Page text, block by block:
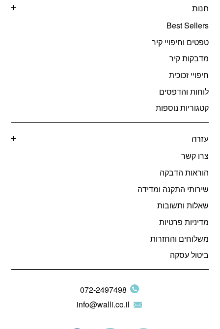
חנות
Best Sellers
טפטים וחיפויי קיר
מדבקות קיר
חיפויי זכוכית
לוחות והדפסים
קטגוריות נוספות
עזרה
צרו קשר
הוראות הדבקה
שירותי התקנה ומדידה
שאלות ותשובות
מדיניות פרטיות
משלוחים והחזרות
ביטול עסקה
072-2497498
info@walli.co.il